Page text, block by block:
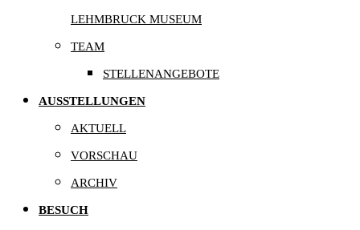
LEHMBRUCK MUSEUM
TEAM
STELLENANGEBOTE
AUSSTELLUNGEN
AKTUELL
VORSCHAU
ARCHIV
BESUCH